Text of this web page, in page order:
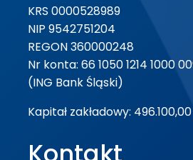
KRS 0000528989
NIP 9542751204
REGON 360000248
Nr konta: 66 1050 1214 1000
(ING Bank Śląski)
Kapitał zakładowy: 496.100,00